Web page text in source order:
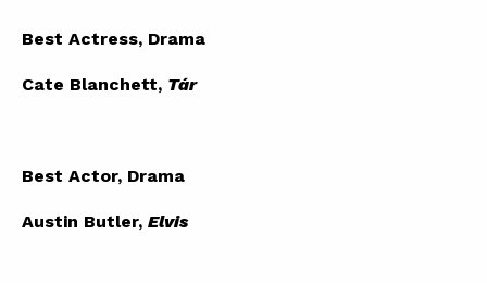
Best Actress, Drama
Cate Blanchett, Tár
Best Actor, Drama
Austin Butler, Elvis